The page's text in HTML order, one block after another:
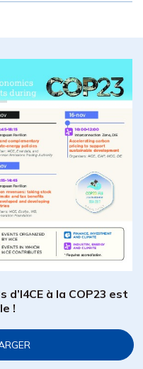
à la COP23 est
!